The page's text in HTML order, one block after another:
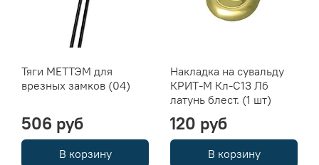
Тяги МЕТТЭМ для
врезных замков (04)
506 руб
В корзину
Накладка на сувальду
КРИТ-М Кл-С13 Лб
латунь блест. (1 шт)
120 руб
В корзину